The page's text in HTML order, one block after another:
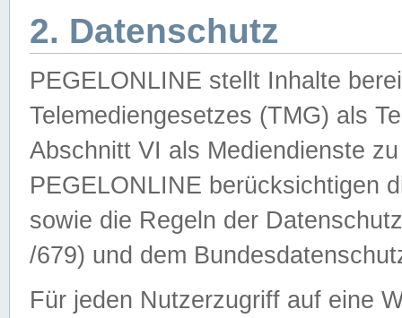
2. Datenschutz
PEGELONLINE stellt Inhalte
Telemediengesetzes (TMG) als
Abschnitt VI als Mediendienste
PEGELONLINE berücksichtigen
sowie die Regeln der
/679) und dem
Für jeden Nutzerzugriff auf eine